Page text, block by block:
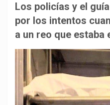
c
e
b
o
k
a
t
s
p
p
l
e
g
m
p
y
L
k
Los policías y el
por los intentos
a un reo que estaba